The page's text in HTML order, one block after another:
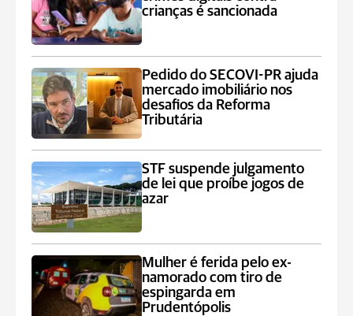
crianças é sancionada
Pedido do SECOVI-PR ajuda
mercado imobiliário nos
desafios da Reforma
Tributária
STF suspende julgamento
de lei que proíbe jogos de
azar
Mulher é ferida pelo ex-
namorado com tiro de
espingarda em
Prudentópolis